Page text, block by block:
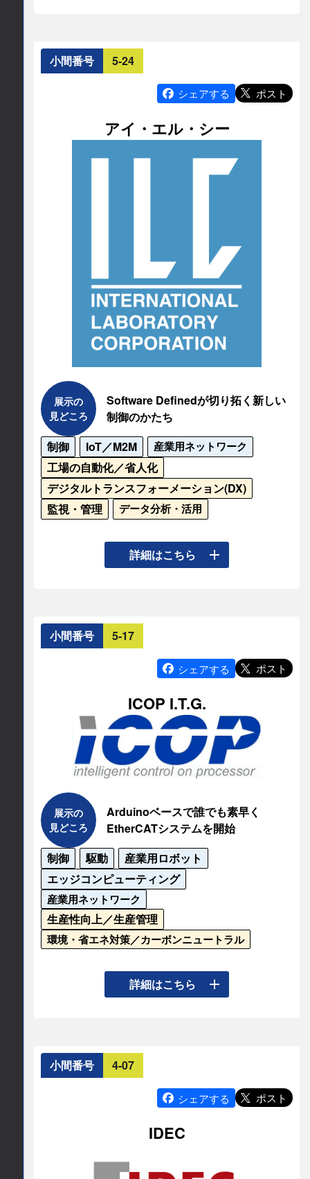
E-mail
mstc.or.jp
から予防保全までを実現。IO-LinkやRFIDを活用し
たデータ連携で、保全・品質管理・トレーサビリ
ティを強化。止まらない現場づくりを、ifmのIIoT
機によるデモをご覧いただけるため、導入後のイ
マーケティング
東京都港区東新橋1-5-2
汐留シティセンター4Ｆ
TEL
0120782070
E-mail
marketing.jp ifm.com
小間番号 5-24
シェアする ポスト
アイ・エル・シー
展示の
見どころ
Software Definedが切り拓く新しい
制御のかたち
制御
IoT／M2M 産業用ネットワーク
工場の自動化／省人化
デジタルトランスフォーメーション(DX)
監視・管理
データ分析・活用
現場の「見る・つなぐ・活かす」をテーマに、ソ
フトウェアが切り拓くOT/ITを統合する次世代制御
ソフトウェア部品を組み合わせて実現する柔軟
な“シーン制御”や、既存設備をそのまま生かしなが
らDX化を推進するSoftware Defined Application
さらに、設備に手を加えず導入可能なAIカメラに
よる現場改善、レガシー機器のDX化デモを披露。
加えて、ソフトPLCとソフトモーションの連携に
よる高度な制御も実演いたします。
連絡先情報
連絡先会社
株式会社アイ・エル・シー
担当部署名
INTAconnection（インタコネクション）テ
クニカルセンター
広島的場ビル9F
詳細はこちら
小間番号 5-17
シェアする ポスト
ICOP I.T.G.
展示の
見どころ
Arduinoベースで誰でも素早く
EtherCATシステムを開始
制御
駆動
産業用ロボット
エッジコンピューティング
産業用ネットワーク
生産性向上／生産管理
環境・省エネ対策／カーボンニュートラル
EtherCAT Mデバイス、Sub製品群QECシリーズを
展示いたします。QECはArduino拡張環境でローコ
ー)を提供いたします。
連絡先情報
ICOP I.T.G. 株式会社
詳細はこちら
小間番号 4-07
シェアする ポスト
IDEC